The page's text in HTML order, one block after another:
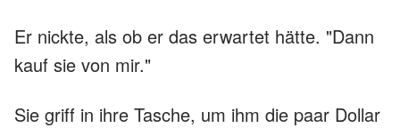
Er nickte, als ob er das erwartet hätte. "Dann
kauf sie von mir."
Sie griff in ihre Tasche, um ihm die paar Dollar